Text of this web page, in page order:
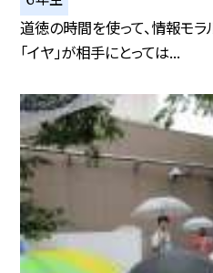
道徳の時間を使って、情報モ
「イヤ」が相手にとっては...